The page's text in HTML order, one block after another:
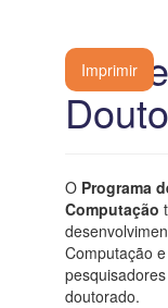
Imprimir
O Programa
Computação
Computação
doutorado.